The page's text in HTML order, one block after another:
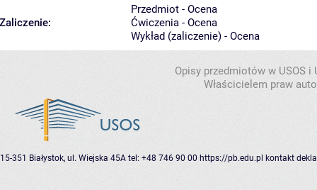
Zaliczenie:
Przedmiot - Ocena
Ćwiczenia - Ocena
Wykład (zaliczenie) - Ocena
Opisy przedmiotów w USOS
Właścicielem praw
15-351 Białystok, ul. Wiejska 45A tel: +48 746 90 00 https://pb.edu.pl kontakt